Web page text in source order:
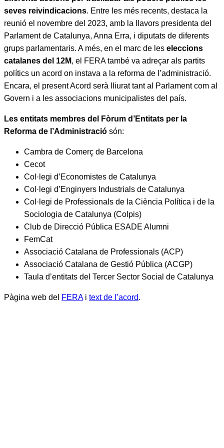
seves reivindicacions. Entre les més recents, destaca la
reunió el novembre del 2023, amb la llavors presidenta del
Parlament de Catalunya, Anna Erra, i diputats de diferents
grups parlamentaris. A més, en el marc de les eleccions
catalanes del 12M, el FERA també va adreçar als partits
polítics un acord on instava a la reforma de l’administració.
Encara, el present Acord serà lliurat tant al Parlament com al
Govern i a les associacions municipalistes del país.
Les entitats membres del Fòrum d’Entitats per la
Reforma de l’Administració són:
Cambra de Comerç de Barcelona
Cecot
Col·legi d’Economistes de Catalunya
Col·legi d’Enginyers Industrials de Catalunya
Col·legi de Professionals de la Ciència Política i de la
Sociologia de Catalunya (Colpis)
Club de Direcció Pública ESADE Alumni
FemCat
Associació Catalana de Professionals (ACP)
Associació Catalana de Gestió Pública (ACGP)
Taula d’entitats del Tercer Sector Social de Catalunya
Pàgina web del FERAi text de l’acord.